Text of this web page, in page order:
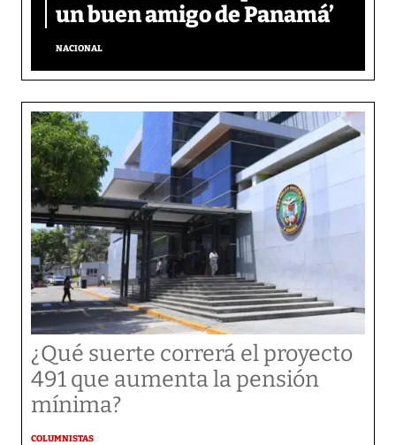
un buen amigo de Panamá’
NACIONAL
¿Qué suerte correrá el proyecto
491 que aumenta la pensión
mínima?
COLUMNISTAS